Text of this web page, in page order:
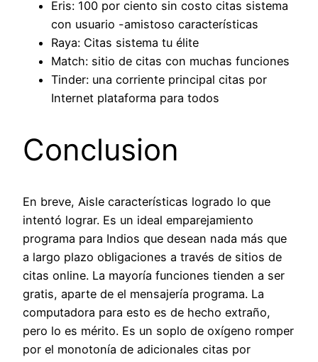
Eris: 100 por ciento sin costo citas sistema
con usuario -amistoso características
Raya: Citas sistema tu élite
Match: sitio de citas con muchas funciones
Tinder: una corriente principal citas por
Internet plataforma para todos
Conclusion
En breve, Aisle características logrado lo que
intentó lograr. Es un ideal emparejamiento
programa para Indios que desean nada más que
a largo plazo obligaciones a través de sitios de
citas online. La mayoría funciones tienden a ser
gratis, aparte de el mensajería programa. La
computadora para esto es de hecho extraño,
pero lo es mérito. Es un soplo de oxígeno romper
por el monotonía de adicionales citas por